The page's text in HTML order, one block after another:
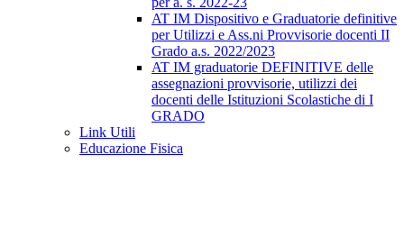
AT IM Dispositivo e Graduatorie definitive
per Utilizzi e Ass.ni Provvisorie docenti II
Grado a.s. 2022/2023
AT IM graduatorie DEFINITIVE delle
assegnazioni provvisorie, utilizzi dei
docenti delle Istituzioni Scolastiche di I
GRADO
Link Utili
Educazione Fisica